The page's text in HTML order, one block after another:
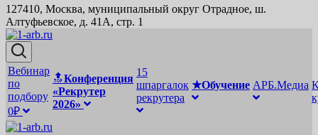
127410, Москва, муниципальный округ Отрадное, ш.
Алтуфьевское, д. 41А, стр. 1
Вебинар
по
подбору
0₽
🔝Конференция
«Рекрутер
2026»
15
шпаргалок
рекрутера
★Обучение АРБ.Медиа